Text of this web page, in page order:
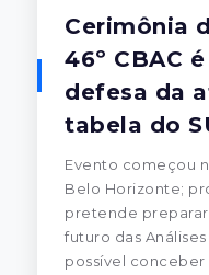
Cerimônia
46º CBAC
defesa da
tabela do
Evento começou
Belo Horizonte;
pretende
futuro das
possível conceber